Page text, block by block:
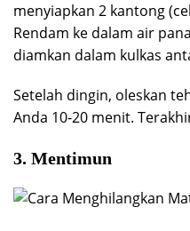
menyiapkan 2 kantong
Rendam ke dalam air
diamkan dalam kulkas
Setelah dingin, oleskan
Anda 10-20 menit.
3. Mentimun